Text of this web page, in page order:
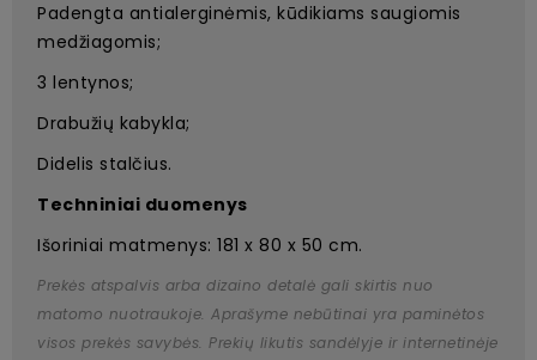
Padengta antialerginėmis, kūdikiams saugiomis
medžiagomis;
3 lentynos;
Drabužių kabykla;
Didelis stalčius.
Techniniai duomenys
Išoriniai matmenys: 181 x 80 x 50 cm.
Prekės atspalvis arba dizaino detalė gali skirtis nuo
matomo nuotraukoje. Aprašyme nebūtinai yra paminėtos
visos prekės savybės. Prekių likutis sandėlyje ir internetinėje